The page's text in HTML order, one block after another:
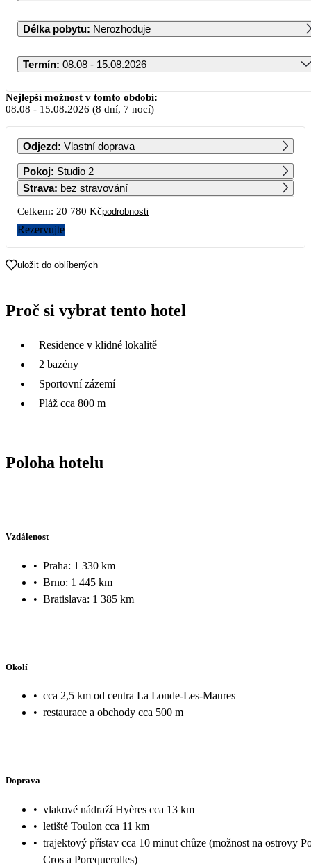
Délka pobytu: Nerozhoduje
Termín: 08.08 - 15.08.2026
Srpen 2026
PO ÚT ST ČT PÁ SO NE
1 2
3 4 5 6 7 8 9
9 490
17
24 25 26 27 28
31
Nejlepší možnost v tomto období:
08.08 - 15.08.2026 (8 dní, 7 nocí)
Odjezd: Vlastní doprava
Pokoj: Studio 2
Strava: bez stravování
Celkem: 20 780 Kčpodrobnosti
Rezervujte
uložit do oblíbených
Proč si vybrat tento hotel
Residence v klidné lokalitě
2 bazény
Sportovní zázemí
Pláž cca 800 m
Poloha hotelu
Vzdálenost
• Praha: 1 330 km
• Brno: 1 445 km
• Bratislava: 1 385 km
Okolí
• cca 2,5 km od centra La Londe-Les-Maures
• restaurace a obchody cca 500 m
Doprava
• vlakové nádraží Hyères cca 13 km
• letiště Toulon cca 11 km
• trajektový přístav cca 10 minut chůze (možnost na ostrovy
Cros a Porequerolles)